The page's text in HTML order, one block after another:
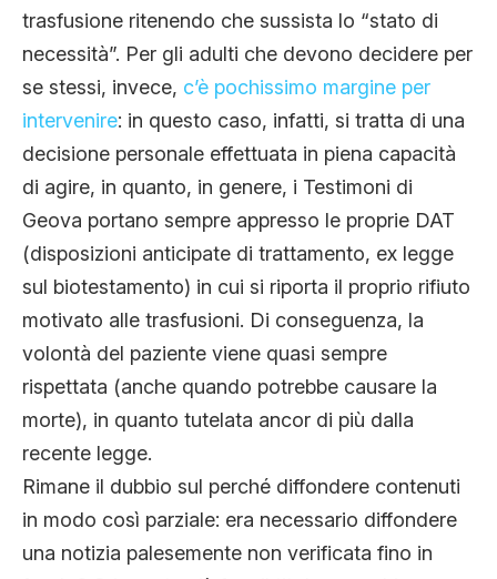
trasfusione ritenendo che sussista lo “stato di
necessità”. Per gli adulti che devono decidere per
se stessi, invece, c’è pochissimo margine per
intervenire: in questo caso, infatti, si tratta di una
decisione personale effettuata in piena capacità
di agire, in quanto, in genere, i Testimoni di
Geova portano sempre appresso le proprie DAT
(disposizioni anticipate di trattamento, ex legge
sul biotestamento) in cui si riporta il proprio rifiuto
motivato alle trasfusioni. Di conseguenza, la
volontà del paziente viene quasi sempre
rispettata (anche quando potrebbe causare la
morte), in quanto tutelata ancor di più dalla
recente legge.
Rimane il dubbio sul perché diffondere contenuti
in modo così parziale: era necessario diffondere
una notizia palesemente non verificata fino in